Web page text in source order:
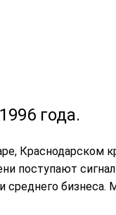
года.
поступают